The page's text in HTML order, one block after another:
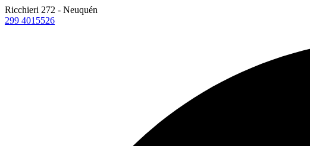
Ricchieri 272 - Neuquén
299 4015526